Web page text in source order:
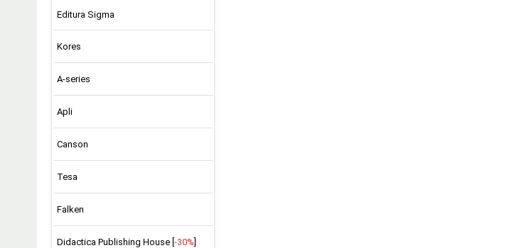
Editura Sigma
Kores
A-series
Apli
Canson
Tesa
Falken
Didactica Publishing House [-30%]